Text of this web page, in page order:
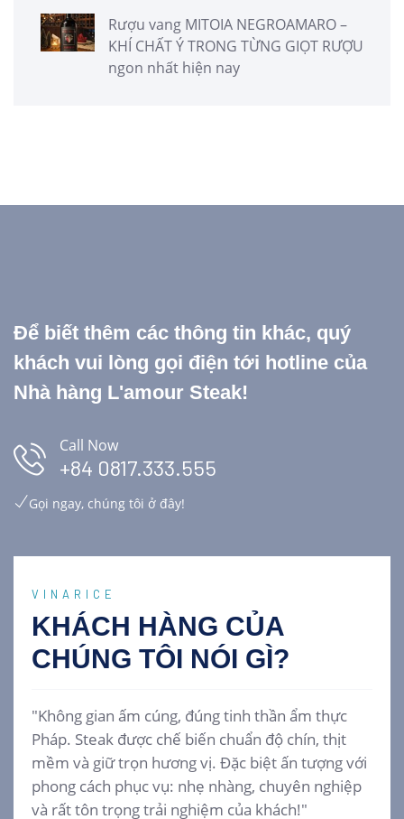
Rượu vang MITOIA NEGROAMARO –
KHÍ CHẤT Ý TRONG TỪNG GIỌT RƯỢU
ngon nhất hiện nay
Để biết thêm các thông tin khác, quý
khách vui lòng gọi điện tới hotline của
Nhà hàng L'amour Steak!
Call Now
+84 0817.333.555
Gọi ngay, chúng tôi ở đây!
VINARICE
KHÁCH HÀNG CỦA
CHÚNG TÔI NÓI GÌ?
"Không gian ấm cúng, đúng tinh thần ẩm thực
Pháp. Steak được chế biến chuẩn độ chín, thịt
mềm và giữ trọn hương vị. Đặc biệt ấn tượng với
phong cách phục vụ: nhẹ nhàng, chuyên nghiệp
và rất tôn trọng trải nghiệm của khách!"